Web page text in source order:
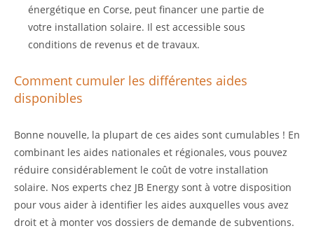
énergétique en Corse, peut financer une partie de
votre installation solaire. Il est accessible sous
conditions de revenus et de travaux.
Comment cumuler les différentes aides
disponibles
Bonne nouvelle, la plupart de ces aides sont cumulables ! En
combinant les aides nationales et régionales, vous pouvez
réduire considérablement le coût de votre installation
solaire. Nos experts chez JB Energy sont à votre disposition
pour vous aider à identifier les aides auxquelles vous avez
droit et à monter vos dossiers de demande de subventions.